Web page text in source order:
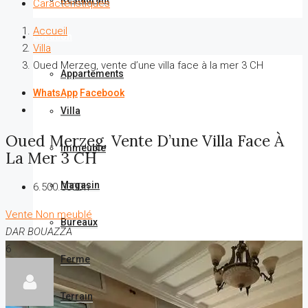
Location
Appartements
Villa
Immeuble
Magasin
Bureaux
Ferme
Terrain
Caractéristiques
Accueil
Villa
Oued Merzeg, vente d’une villa face à la mer 3 CH
WhatsApp Facebook
Oued Merzeg, Vente D’une Villa Face À
La Mer 3 CH
6.500.000Dh
Vente Non meublé
DAR BOUAZZA
6